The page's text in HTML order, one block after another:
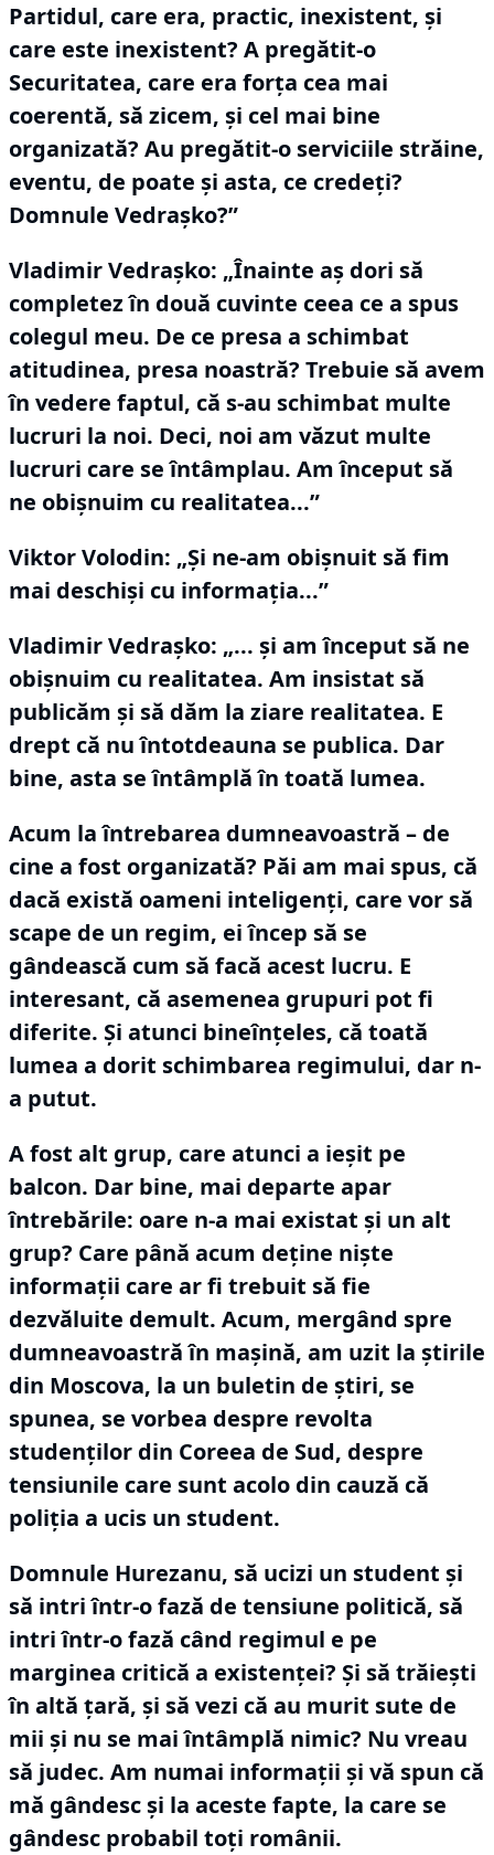
Partidul, care era, practic, inexistent, și
care este inexistent? A pregătit-o
Securitatea, care era forţa cea mai
coerentă, să zicem, și cel mai bine
organizată? Au pregătit-o serviciile străine,
eventu, de poate şi asta, ce credeţi?
Domnule Vedraşko?”
Vladimir Vedraşko: „Înainte aş dori să
completez în două cuvinte ceea ce a spus
colegul meu. De ce presa a schimbat
atitudinea, presa noastră? Trebuie să avem
în vedere faptul, că s-au schimbat multe
lucruri la noi. Deci, noi am văzut multe
lucruri care se întâmplau. Am început să
ne obişnuim cu realitatea...”
Viktor Volodin: „Şi ne-am obişnuit să fim
mai deschişi cu informaţia...”
Vladimir Vedraşko: „... și am început să ne
obișnuim cu realitatea. Am insistat să
publicăm şi să dăm la ziare realitatea. E
drept că nu întotdeauna se publica. Dar
bine, asta se întâmplă în toată lumea.
Acum la întrebarea dumneavoastră – de
cine a fost organizată? Păi am mai spus, că
dacă există oameni inteligenți, care vor să
scape de un regim, ei încep să se
gândească cum să facă acest lucru. E
interesant, că asemenea grupuri pot fi
diferite. Şi atunci bineînţeles, că toată
lumea a dorit schimbarea regimului, dar n-
a putut.
A fost alt grup, care atunci a ieşit pe
balcon. Dar bine, mai departe apar
întrebările: oare n-a mai existat şi un alt
grup? Care până acum deţine nişte
informaţii care ar fi trebuit să fie
dezvăluite demult. Acum, mergând spre
dumneavoastră în maşină, am uzit la ştirile
din Moscova, la un buletin de ştiri, se
spunea, se vorbea despre revolta
studenţilor din Coreea de Sud, despre
tensiunile care sunt acolo din cauză că
poliţia a ucis un student.
Domnule Hurezanu, să ucizi un student şi
să intri într-o fază de tensiune politică, să
intri într-o fază când regimul e pe
marginea critică a existenţei? Şi să trăieşti
în altă ţară, şi să vezi că au murit sute de
mii şi nu se mai întâmplă nimic? Nu vreau
să judec. Am numai informaţii şi vă spun că
mă gândesc şi la aceste fapte, la care se
gândesc probabil toţi românii.